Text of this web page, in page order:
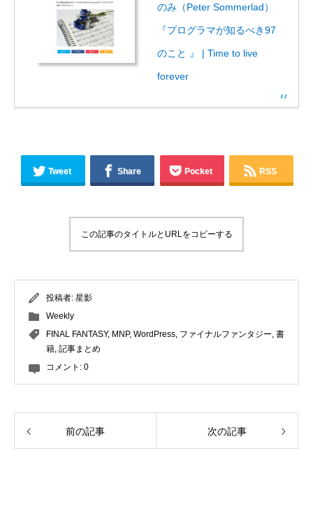
のみ（Peter Sommerlad）
『プログラマが知るべき97
のこと 』 | Time to live
forever
Tweet Share Pocket RSS
この記事のタイトルとURLをコピーする
投稿者: 星影
Weekly
FINAL FANTASY, MNP, WordPress, ファイナルファンタジー, 書
籍, 記事まとめ
コメント: 0
前の記事 次の記事